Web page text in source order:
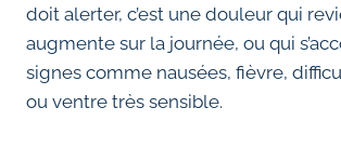
doit alerter, c’est une douleur qui
augmente sur la journée, ou qui
signes comme nausées, fièvre,
ou ventre très sensible.